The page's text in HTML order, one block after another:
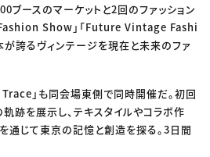
ブースのマーケットと2回のファッション
Show」「Future Vintage Fashi
誇るヴィンテージを現在と未来のファ
」も同会場東側で同時開催だ。初回
を展示し、テキスタイルやコラボ作
通じて東京の記憶と創造を探る。3日間